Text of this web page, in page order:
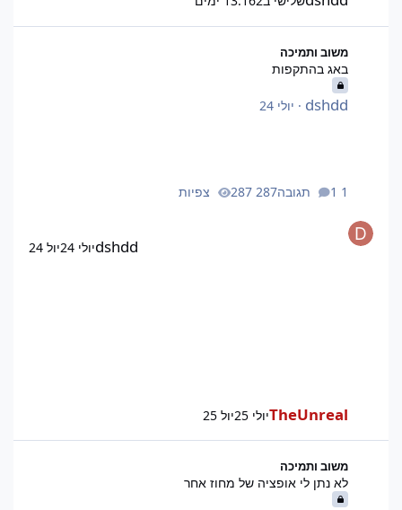
משוב ותמיכה
באג בהתקפות
dshdd
· יולי 24
1 תגובה 287 צפיות
dshddיולי 24 יול 24
TheUnrealיולי 25 יול 25
משוב ותמיכה
לא נתן לי אופציה של מחוז אחר